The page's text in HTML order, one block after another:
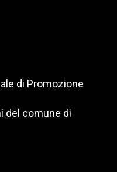
di Promozione
del comune di